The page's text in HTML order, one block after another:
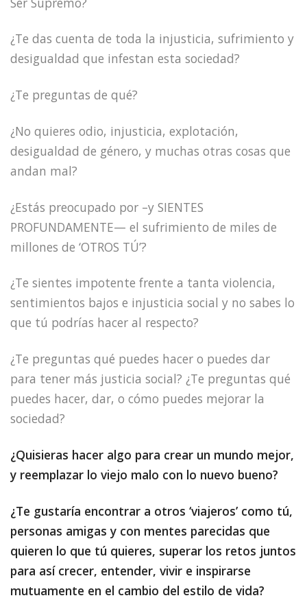
¿Te das cuenta de toda la injusticia, sufrimiento y
desigualdad que infestan esta sociedad?
¿Te preguntas de qué?
¿No quieres odio, injusticia, explotación,
desigualdad de género, y muchas otras cosas que
andan mal?
¿Estás preocupado por –y SIENTES
PROFUNDAMENTE— el sufrimiento de miles de
millones de ‘OTROS TÚ’?
¿Te sientes impotente frente a tanta violencia,
sentimientos bajos e injusticia social y no sabes lo
que tú podrías hacer al respecto?
¿Te preguntas qué puedes hacer o puedes dar
para tener más justicia social? ¿Te preguntas qué
puedes hacer, dar, o cómo puedes mejorar la
sociedad?
¿Quisieras hacer algo para crear un mundo mejor,
y reemplazar lo viejo malo con lo nuevo bueno?
¿Te gustaría encontrar a otros ‘viajeros’ como tú,
personas amigas y con mentes parecidas que
quieren lo que tú quieres, superar los retos juntos
para así crecer, entender, vivir e inspirarse
mutuamente en el cambio del estilo de vida?